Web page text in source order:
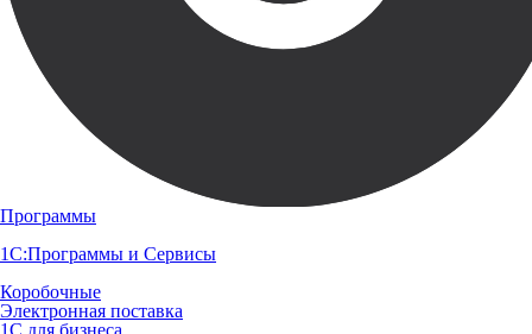
Программы
1С:Программы и Сервисы
Коробочные
Электронная поставка